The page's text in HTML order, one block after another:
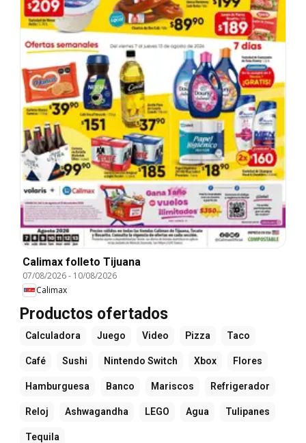
Calimax folleto Tijuana
07/08/2026- 10/08/2026
Calimax
Productos ofertados
Calculadora Juego Video Pizza Taco
Café Sushi Nintendo Switch Xbox Flores
Hamburguesa Banco Mariscos Refrigerador
Reloj Ashwagandha LEGO Agua Tulipanes
Tequila